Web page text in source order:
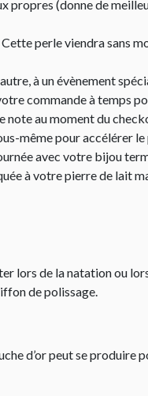
propres (donne de
perle viendra sans
à un évènement
commande à temps
note au moment du
même pour accélérer le
avec votre bijou
à votre pierre de lait
lors de la natation ou
de polissage.
d’or peut se produire